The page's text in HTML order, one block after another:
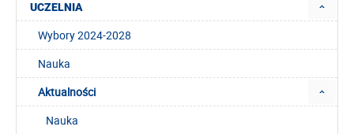
UCZELNIA
Wybory 2024-2028
Nauka
Aktualności
Nauka